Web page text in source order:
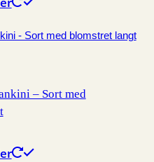
har
kan
– Sort med